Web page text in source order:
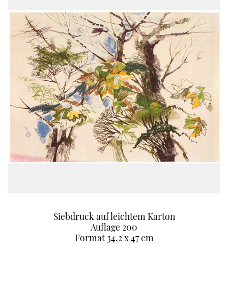
Siebdruck auf leichtem Karton
Auflage 200
Format 34,2 x 47 cm